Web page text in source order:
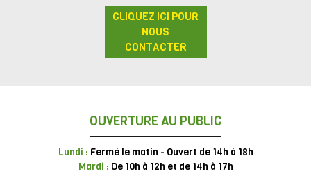
CLIQUEZ ICI POUR
NOUS
CONTACTER
OUVERTURE AU PUBLIC
Lundi : Fermé le matin - Ouvert de 14h à 18h
Mardi : De 10h à 12h et de 14h à 17h